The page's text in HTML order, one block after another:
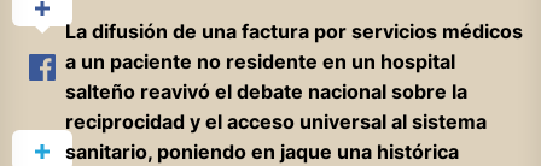
La difusión de una factura por servicios médicos
a un paciente no residente en un hospital
salteño reavivó el debate nacional sobre la
reciprocidad y el acceso universal al sistema
sanitario, poniendo en jaque una histórica